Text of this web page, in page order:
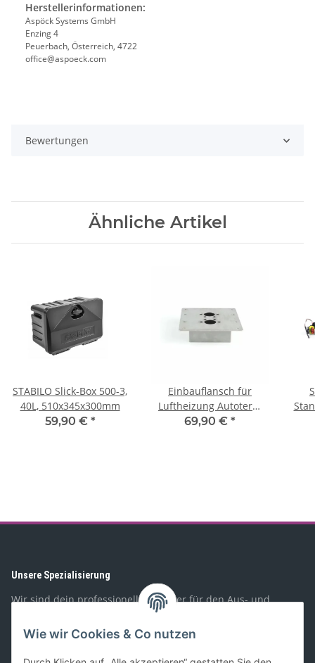
Wie wir Cookies & Co nutzen
Herstellerinformationen:
Aspöck Systems GmbH
Enzing 4
Peuerbach, Österreich, 4722
office@aspoeck.com
Bewertungen
Ähnliche Artikel
STABILO Slick-Box 500-3,
40L, 510x345x300mm
59,90 € *
Einbauflansch für
Luftheizung Autoterm
Air 4D, 40mm
69,90 € *
Unsere Spezialisierung
Wir sind dein professioneller Partner für den Aus- und
Umbau von Wohnmobilen, Booten, Geländewagen,
Spezialfahrzeugen, und PKW-Anhängern. Mit unserem
Sortiment richten wir uns sowohl an Privat- als auch
Geschäftskunden.